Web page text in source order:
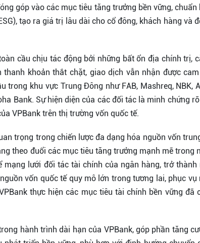
góp vào các mục tiêu tăng trưởng bền vững, chuẩn
tạo ra giá trị lâu dài cho cổ đông, khách hàng và
cầu chịu tác động bởi những bất ổn địa chính trị,
khoản thắt chặt, giao dịch vẫn nhận được
trong khu vực Trung Đông như FAB, Mashreq, NBK,
Bank. Sự hiện diện của các đối tác là minh chứng
VPBank trên thị trường vốn quốc tế.
trọng trong chiến lược đa dạng hóa nguồn vốn
theo đuổi các mục tiêu tăng trưởng mạnh mẽ trong
lưới đối tác tài chính của ngân hàng, trở thành
vốn quốc tế quy mô lớn trong tương lai, phục vụ
thực hiện các mục tiêu tài chính bền vững đã
hành trình dài hạn của VPBank, góp phần tăng